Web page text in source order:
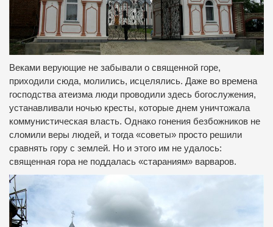
Веками верующие не забывали о священной горе,
приходили сюда, молились, исцелялись. Даже во времена
господства атеизма люди проводили здесь богослужения,
устанавливали ночью кресты, которые днем уничтожала
коммунистическая власть. Однако гонения безбожников не
сломили веры людей, и тогда «советы» просто решили
сравнять гору с землей. Но и этого им не удалось:
священная гора не поддалась «стараниям» варваров.